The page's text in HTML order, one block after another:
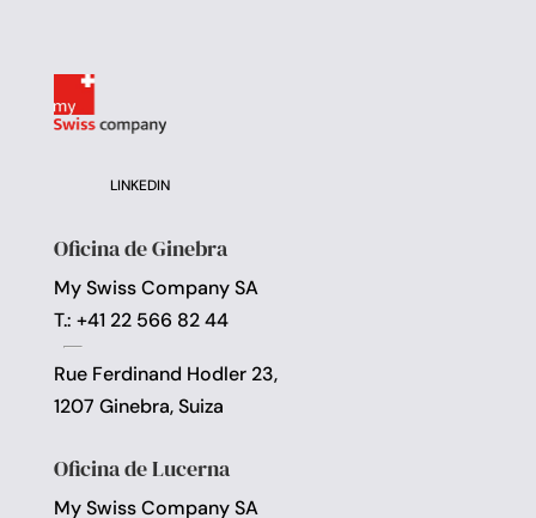
LINKEDIN
Oficina de Ginebra
My Swiss Company SA
T.: +41 22 566 82 44
Rue Ferdinand Hodler 23,
1207 Ginebra, Suiza
Oficina de Lucerna
My Swiss Company SA